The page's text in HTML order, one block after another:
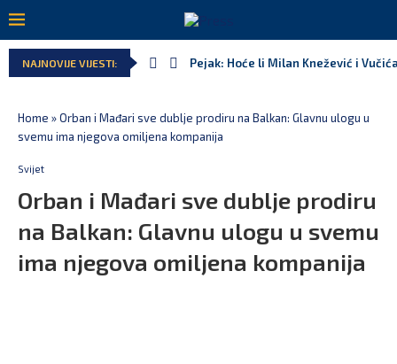
NAJNOVIJE VIJESTI: Pejak: Hoće li Milan Knežević i
Home »Orban i Mađari sve dublje prodiru na Balkan: Glavnu ulogu u
svemu ima njegova omiljena kompanija
Svijet
Orban i Mađari sve dublje prodiru
na Balkan: Glavnu ulogu u svemu
ima njegova omiljena kompanija